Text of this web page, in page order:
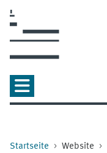
Startseite Website